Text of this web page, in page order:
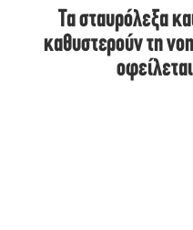
Τα σταυρόλεξα
καθυστερούν τη